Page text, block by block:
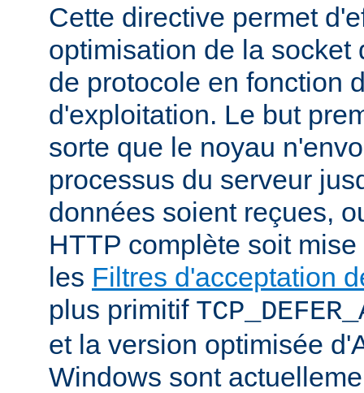
Cette directive permet
optimisation de la socket
de protocole en fonction
d'exploitation. Le but
sorte que le noyau
processus du serveur
données soient reçues,
HTTP complète soit
les Filtres d'acceptation
plus primitif
et la version optimisée
Windows sont